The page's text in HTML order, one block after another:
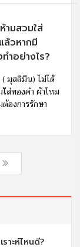
ามสวมใส่
ล้วหากมี
ำอย่างไร?
มุสลิมีน) ไม่ได้
ส่ทองคำ ผ้าไหม
องการรักษา
าะห์ไหนดี?